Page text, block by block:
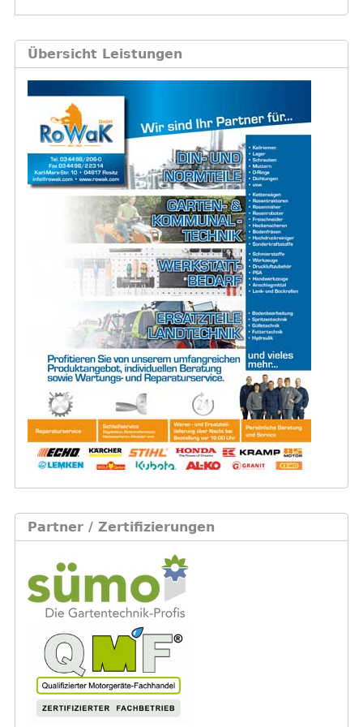
Übersicht Leistungen
Partner / Zertifizierungen